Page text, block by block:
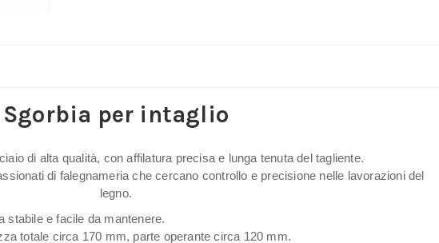
legno
scultura
quantità
Sgorbia per intaglio
di alta qualità, con affilatura precisa e lunga tenuta del tagliente.
di falegnameria che cercano controllo e precisione nelle lavorazioni del
legno.
stabile e facile da mantenere.
totale circa 170 mm, parte operante circa 120 mm.